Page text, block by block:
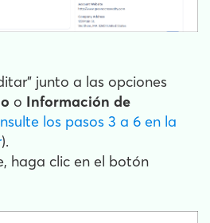
junto a las opciones
o Información de
los pasos 3 a 6 en la
).
haga clic en el botón